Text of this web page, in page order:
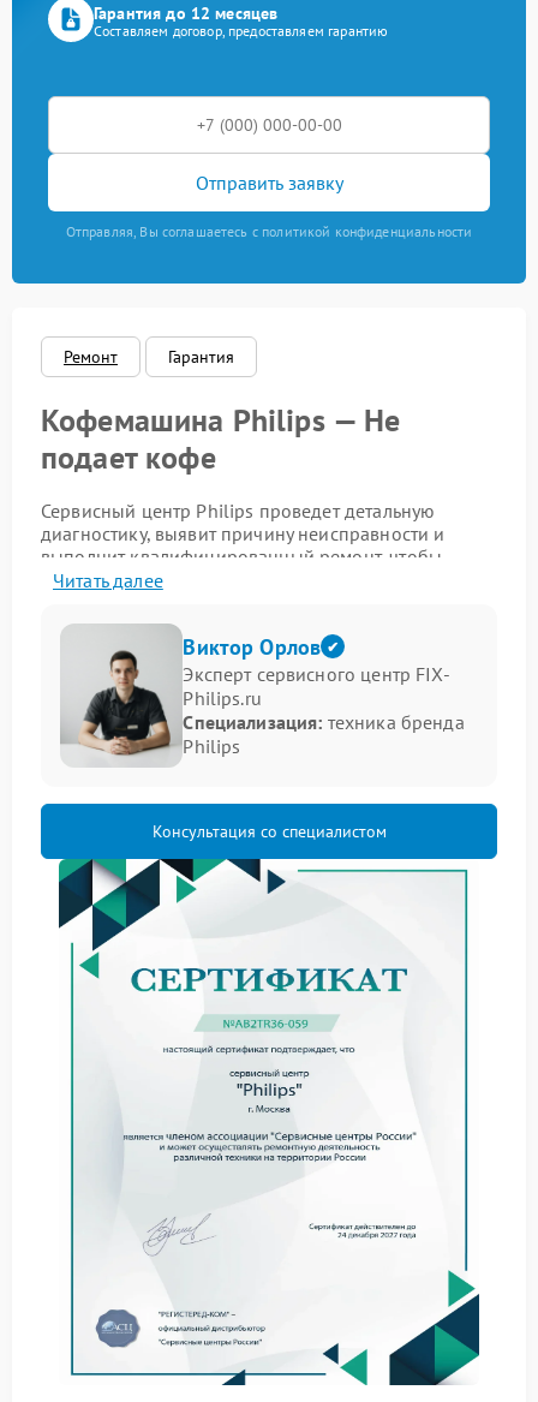
Гарантия до 12 месяцев
Составляем договор, предоставляем гарантию
Отправить заявку
Отправляя, Вы соглашаетесь с политикой конфиденциальности
Ремонт Гарантия
Кофемашина Philips — Не
подает кофе
Сервисный центр Philips проведет детальную
диагностику, выявит причину неисправности и
выполнит квалифицированный ремонт, чтобы
вернуть устройству полноценную
Признаки проблемы с подачей
кофе
Следующие симптомы указывают на неполадки в
работе кофемашины:
устройство запускается, но кофе не поступает в
из носика кофемашины вытекает только вода без
кофейного вкуса;
слышны необычные шумы при попытке
приготовления напитка;
на дисплее отображаются ошибки, связанные с
приготовлением кофе;
кофемашина прерывает цикл приготовления на
середине процесса.
Возможные причины
неисправности
В сервисе Philips мы тщательно анализируем все
засорением кофейного тракта или фильтров;
неисправностью помпы или насоса подачи воды;
нарушением контактов в электрической цепи
нагревательного элемента;
ошибками в программном обеспечении
кофемашины.
Читать далее
Виктор Орлов
Эксперт сервисного центр FIX-
Philips.ru
Специализация: техника бренда
Philips
Консультация со специалистом